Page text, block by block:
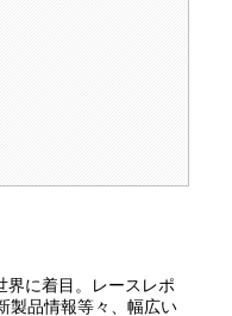
界に着目。レースレポ
製品情報等々、幅広い